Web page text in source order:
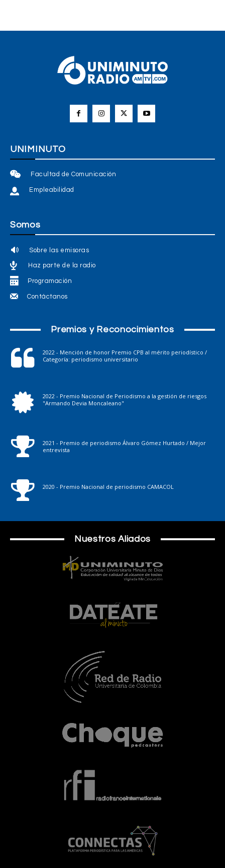
UNIMINUTO
Facultad de Comunicación
Empleabilidad
Somos
Sobre las emisoras
Haz parte de la radio
Programación
Contáctanos
Premios y Reconocimientos
2022 - Mención de honor Premio CPB al mérito periodístico /
Categoría: periodismo universitario
2022 - Premio Nacional de Periodismo a la gestión de riesgos
"Armando Devia Moncaleano"
2021 - Premio de periodismo Álvaro Gómez Hurtado / Mejor
entrevista
2020 - Premio Nacional de periodismo CAMACOL
Nuestros Aliados